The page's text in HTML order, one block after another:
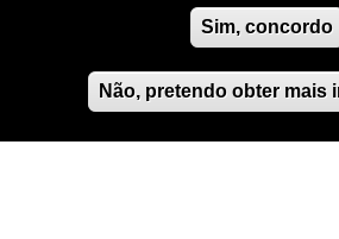
Sim, concordo
Não, pretendo obter mais